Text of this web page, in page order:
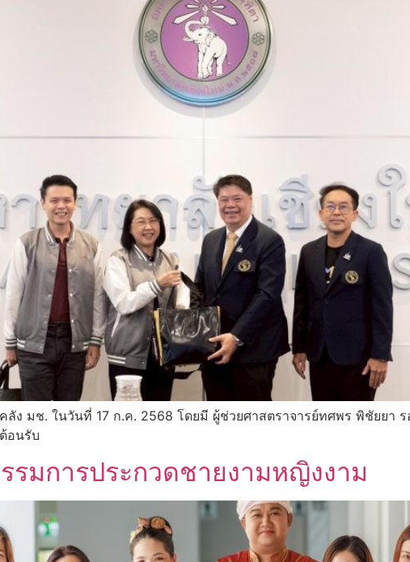
ง มช. ในวันที่ 17 ก.ค. 2568 โดยมี ผู้ช่วยศาสตราจารย์ทศพร พิชัยยา ร
อนรับ
รมการประกวดชายงามหญิงงาม